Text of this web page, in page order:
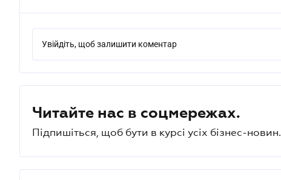
Увійдіть, щоб залишити коментар
Читайте нас в соцмережах.
Підпишіться, щоб бути в курсі усіх бізнес-новин.